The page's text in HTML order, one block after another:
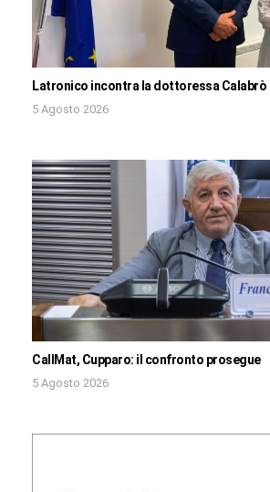
Latronico incontra la dottoressa Calabrò
5 Agosto 2026
CallMat, Cupparo: il confronto prosegue
5 Agosto 2026